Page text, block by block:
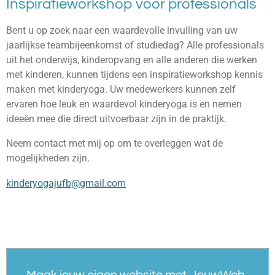
Inspiratieworkshop voor professionals
Bent u op zoek naar een waardevolle invulling van uw
jaarlijkse teambijeenkomst of studiedag? Alle professionals
uit het onderwijs, kinderopvang en alle anderen die werken
met kinderen, kunnen tijdens een inspiratieworkshop kennis
maken met kinderyoga. Uw medewerkers kunnen zelf
ervaren hoe leuk en waardevol kinderyoga is en nemen
ideeën mee die direct uitvoerbaar zijn in de praktijk.
Neem contact met mij op om te overleggen wat de
mogelijkheden zijn.
kinderyogajufb@gmail.com